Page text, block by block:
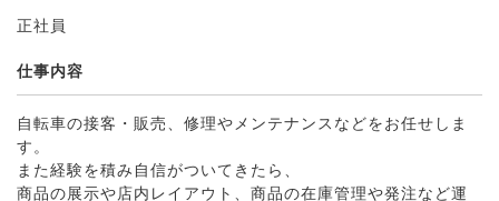
正社員
仕事内容
自転車の接客・販売、修理やメンテナンスなどをお任せしま
す。
また経験を積み自信がついてきたら、
商品の展示や店内レイアウト、商品の在庫管理や発注など運